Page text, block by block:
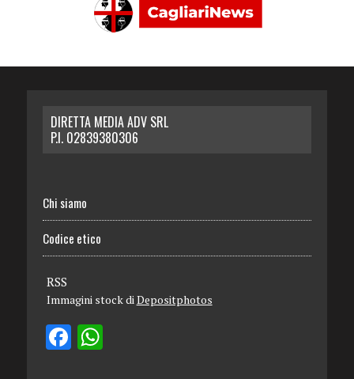
DIRETTA MEDIA ADV SRL
P.I. 02839380306
Chi siamo
Codice etico
RSS
Immagini stock diDepositphotos